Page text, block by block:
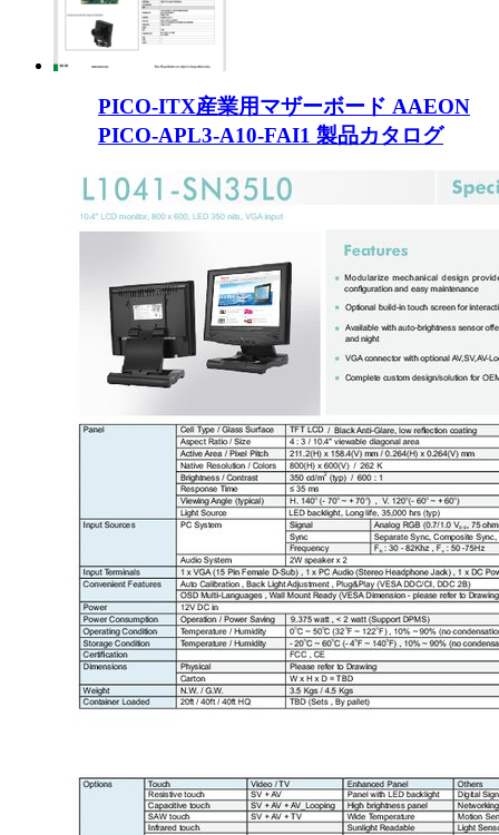
PICO-ITX産業用マザーボード AAEON
PICO-APL3-A10-FAI1 製品カタログ